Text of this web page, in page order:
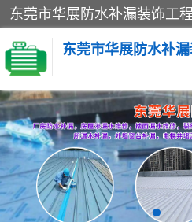
楼面防水补漏
阳台卫生间防水补漏
金属房搭建及补漏